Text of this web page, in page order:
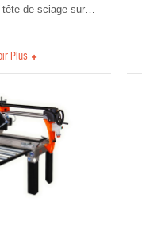
de sciage sur…
Plus